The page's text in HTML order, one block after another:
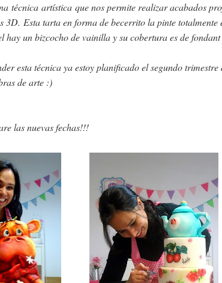
técnica artística que nos permite realizar acabados
3D. Esta tarta en forma de becerrito la pinte
hay un bizcocho de vainilla y su cobertura es de
esta técnica ya estoy planificado el segundo
de arte :)
las nuevas fechas!!!